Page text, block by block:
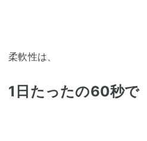
柔軟性は、
1日たったの60秒で